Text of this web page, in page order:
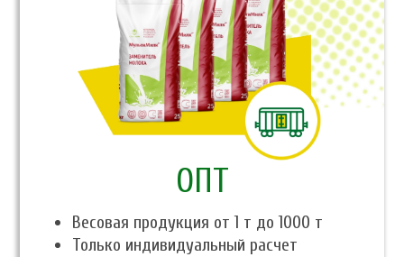
ОПТ
Весовая продукция от 1 т до 1000 т
Только индивидуальный расчет